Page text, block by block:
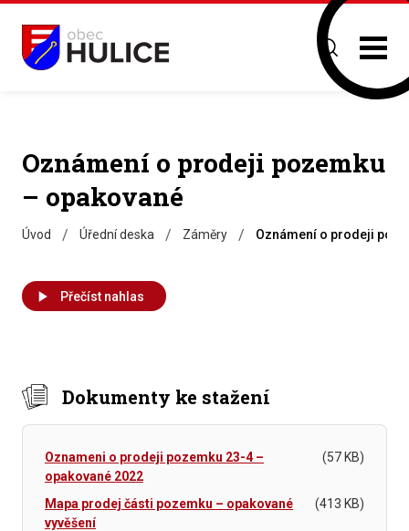
Oznámení o prodeji pozemku
– opakované
Úvod / Úřední deska / Záměry / Oznámení o prodeji
Přečíst nahlas
Dokumenty ke stažení
Oznameni o prodeji pozemku 23-4 –
opakované 2022
(57 KB)
Mapa prodej části pozemku – opakované
vyvěšení
(413 KB)